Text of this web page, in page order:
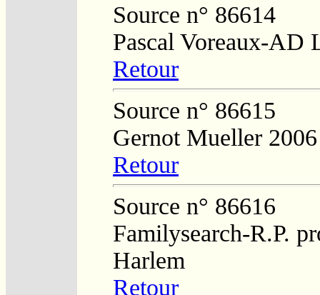
Source n° 86614
Pascal Voreaux-AD
Retour
Source n° 86615
Gernot Mueller 2006
Retour
Source n° 86616
Familysearch-R.P.
Harlem
Retour